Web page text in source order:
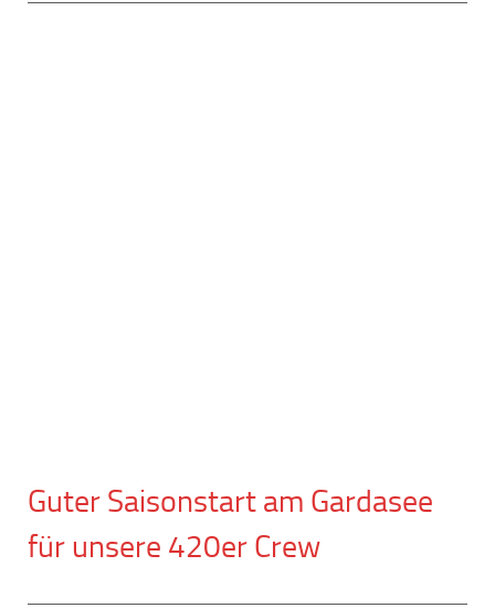
Guter Saisonstart am Gardasee
für unsere 420er Crew